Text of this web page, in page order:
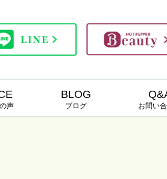
声
BLOG
ブログ お問い